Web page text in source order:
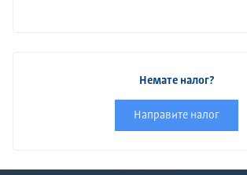
Немате налог?
Направите налог